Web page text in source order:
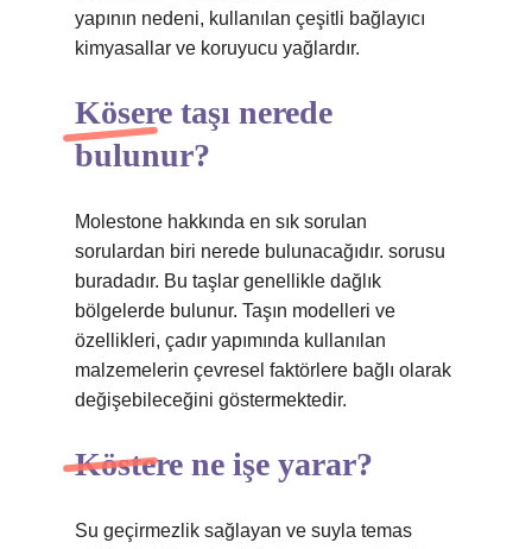
yapının nedeni, kullanılan çeşitli bağlayıcı
kimyasallar ve koruyucu yağlardır.
Kösere taşı nerede
bulunur?
Molestone hakkında en sık sorulan
sorulardan biri nerede bulunacağıdır. sorusu
buradadır. Bu taşlar genellikle dağlık
bölgelerde bulunur. Taşın modelleri ve
özellikleri, çadır yapımında kullanılan
malzemelerin çevresel faktörlere bağlı olarak
değişebileceğini göstermektedir.
Köstere ne işe yarar?
Su geçirmezlik sağlayan ve suyla temas